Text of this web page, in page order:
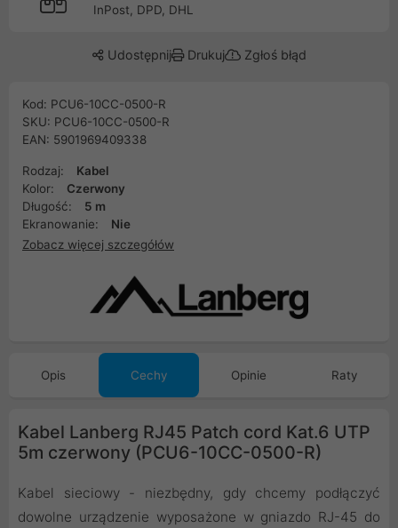
InPost, DPD, DHL
Udostępnij Drukuj Zgłoś błąd
Kod: PCU6-10CC-0500-R
SKU: PCU6-10CC-0500-R
EAN: 5901969409338
Rodzaj:
Kabel
Kolor:
Czerwony
Długość:
5 m
Ekranowanie:
Nie
Zobacz więcej szczegółów
Opis Cechy Opinie Raty
Kabel Lanberg RJ45 Patch cord Kat.6 UTP
5m czerwony (PCU6-10CC-0500-R)
Kabel sieciowy - niezbędny, gdy chcemy podłączyć
dowolne urządzenie wyposażone w gniazdo RJ-45 do